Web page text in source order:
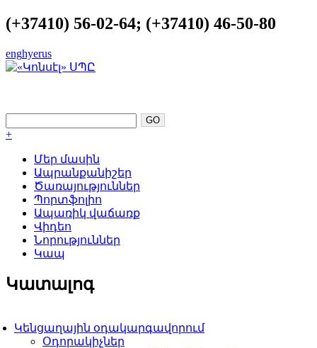
(+37410) 56-02-64; (+37410) 46-50-80
enghyerus
+
Մեր մասին
Ապրանքանիշեր
Ծառայություններ
Պորտֆոլիո
Ապառիկ վաճառք
Վիդեո
Նորություններ
Կապ
Կատալոգ
Կենցաղային օդակարգավորում
Օդորակիչներ